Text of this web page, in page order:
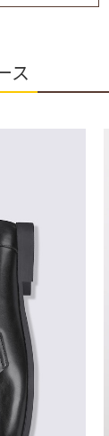
ス